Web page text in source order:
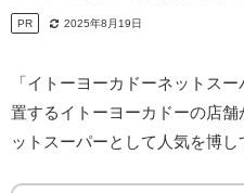
PR 2025年8月19日
「イトーヨーカドーネットス
置するイトーヨーカドーの店
ットスーパーとして人気を博し